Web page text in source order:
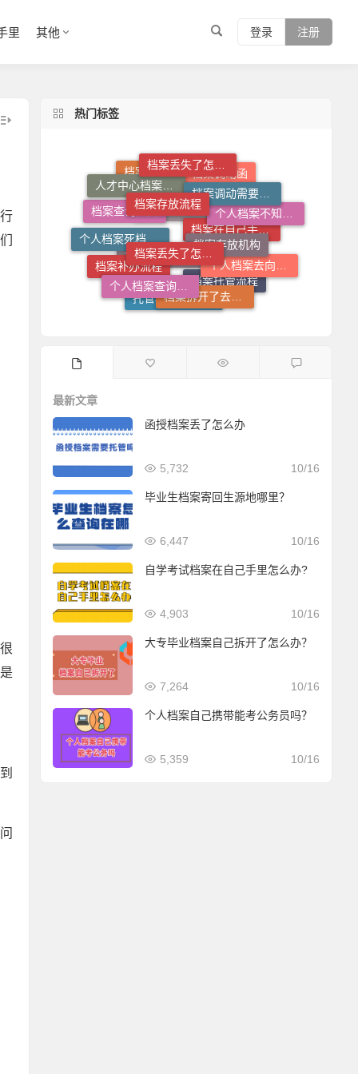
登录 注册
里 其他
热门标签
档案在自己手里怎么放到人才市场
档案在自己手里怎么办
档案托管流程
托管档案手续如何办理
档案补办流程
档案查询入口
档案查询系统官网
档案调动函
个人档案不知道在哪儿怎么查
个人档案去向查询
档案拆开了去哪里封
个人档案查询系统
个人档案死档激活
人才中心档案接收流程
档案调动需要什么手续
档案存放机构
档案丢失了怎么办
档案存放流程
最新文章
函授档案丢了怎么办
10/16
5,732
毕业生档案寄回生源地哪里？
10/16
6,447
自学考试档案在自己手里怎么办?
10/16
4,903
大专毕业档案自己拆开了怎么办？
10/16
7,264
个人档案自己携带能考公务员吗？
10/16
5,359